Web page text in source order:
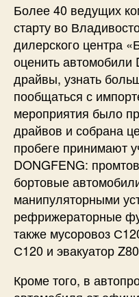
Более 40 ведущих
старту во
дилерского центра
оценить автомобили
драйвы, узнать
пообщаться с
мероприятия было
драйвов и собрана
пробеге принимают
DONGFENG:
бортовые
манипуляторными
рефрижераторные
также мусоровоз
С120 и эвакуатор
Кроме того, в